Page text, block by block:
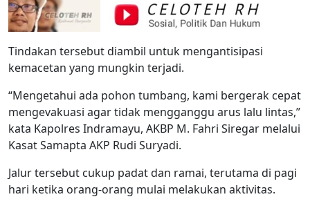
Tindakan tersebut diambil untuk mengantisipasi
kemacetan yang mungkin terjadi.
“Mengetahui ada pohon tumbang, kami bergerak cepat
mengevakuasi agar tidak mengganggu arus lalu lintas,”
kata Kapolres Indramayu, AKBP M. Fahri Siregar melalui
Kasat Samapta AKP Rudi Suryadi.
Jalur tersebut cukup padat dan ramai, terutama di pagi
hari ketika orang-orang mulai melakukan aktivitas.